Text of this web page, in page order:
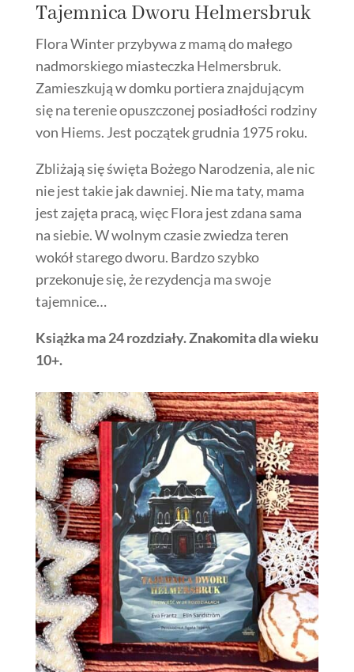
Tajemnica Dworu Helmersbruk
Flora Winter przybywa z mamą do małego
nadmorskiego miasteczka Helmersbruk.
Zamieszkują w domku portiera znajdującym
się na terenie opuszczonej posiadłości rodziny
von Hiems. Jest początek grudnia 1975 roku.
Zbliżają się święta Bożego Narodzenia, ale nic
nie jest takie jak dawniej. Nie ma taty, mama
jest zajęta pracą, więc Flora jest zdana sama
na siebie. W wolnym czasie zwiedza teren
wokół starego dworu. Bardzo szybko
przekonuje się, że rezydencja ma swoje
tajemnice…
Książka ma 24 rozdziały. Znakomita dla wieku
10+.